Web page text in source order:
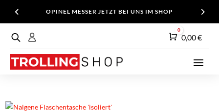
OPINEL MESSER JETZT BEI UNS IM SHOP
Warenkorb
0
0,00€